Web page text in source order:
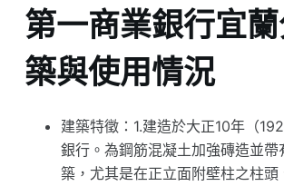
第一商業銀行宜
築與使用情況
建築特徵：1.建造於大正10年（
銀行。為鋼筋混凝土加強磚造並帶
築，尤其是在正立面附壁柱之柱頭